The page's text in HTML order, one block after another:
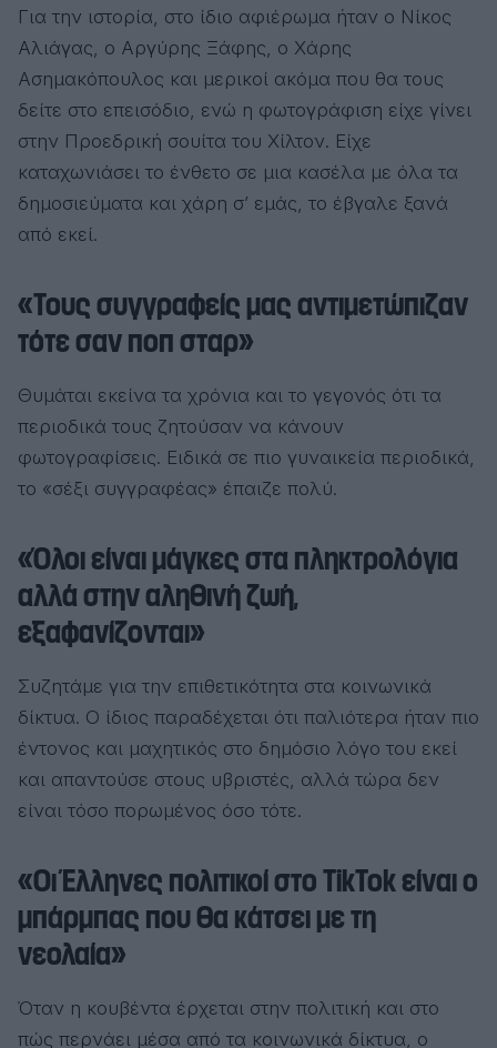
Για την ιστορία, στο ίδιο αφιέρωμα ήταν ο Νίκος
Αλιάγας, ο Αργύρης Ξάφης, ο Χάρης
Ασημακόπουλος και μερικοί ακόμα που θα τους
δείτε στο επεισόδιο, ενώ η φωτογράφιση είχε γίνει
στην Προεδρική σουίτα του Χίλτον. Είχε
καταχωνιάσει το ένθετο σε μια κασέλα με όλα τα
δημοσιεύματα και χάρη σ’ εμάς, το έβγαλε ξανά
από εκεί.
«Τους συγγραφείς μας αντιμετώπιζαν
τότε σαν ποπ σταρ»
Θυμάται εκείνα τα χρόνια και το γεγονός ότι τα
περιοδικά τους ζητούσαν να κάνουν
φωτογραφίσεις. Ειδικά σε πιο γυναικεία περιοδικά,
το «σέξι συγγραφέας» έπαιζε πολύ.
«Όλοι είναι μάγκες στα πληκτρολόγια
αλλά στην αληθινή ζωή,
εξαφανίζονται»
Συζητάμε για την επιθετικότητα στα κοινωνικά
δίκτυα. Ο ίδιος παραδέχεται ότι παλιότερα ήταν πιο
έντονος και μαχητικός στο δημόσιο λόγο του εκεί
και απαντούσε στους υβριστές, αλλά τώρα δεν
είναι τόσο πορωμένος όσο τότε.
«Οι Έλληνες πολιτικοί στο TikTok είναι ο
μπάρμπας που θα κάτσει με τη
νεολαία»
Όταν η κουβέντα έρχεται στην πολιτική και στο
πώς περνάει μέσα από τα κοινωνικά δίκτυα, ο